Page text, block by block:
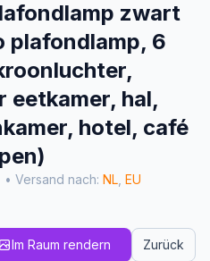
zwart
plafondlamp, 6
eetkamer, hal,
hotel, café
• Versand nach: NL EU
Im Raum rendern Zurück